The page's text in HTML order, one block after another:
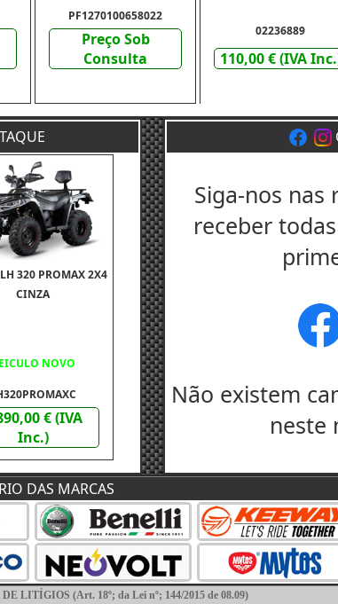
PF1270100658022
Preço Sob
Consulta
02236889
110,00 € (IVA
320 PROMAX 2X4
CINZA
NOVO
€ (IVA
Inc.)
Siga-nos nas
receber
Não existem
neste
DAS MARCAS
LITÍGIOS (Art. 18º; da Lei nº; 144/2015 de 08.09)